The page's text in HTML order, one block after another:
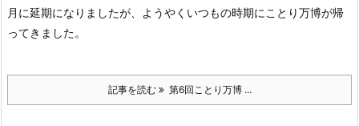
月に延期になりましたが、ようやくいつもの時期にことり万博が帰
ってきました。
記事を読む 第6回ことり万博 ...